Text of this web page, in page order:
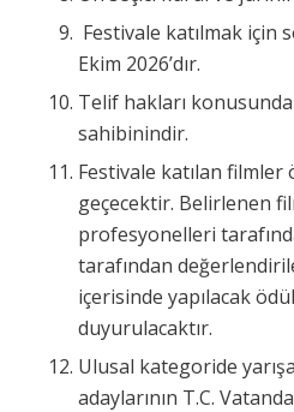
Festivale katılmak için
Ekim 2026’dır.
Telif hakları
sahibinindir.
Festivale katılan filmler
geçecektir. Belirlenen
profesyonelleri
tarafından
içerisinde yapılacak
duyurulacaktır.
Ulusal kategoride
adaylarının T.C.